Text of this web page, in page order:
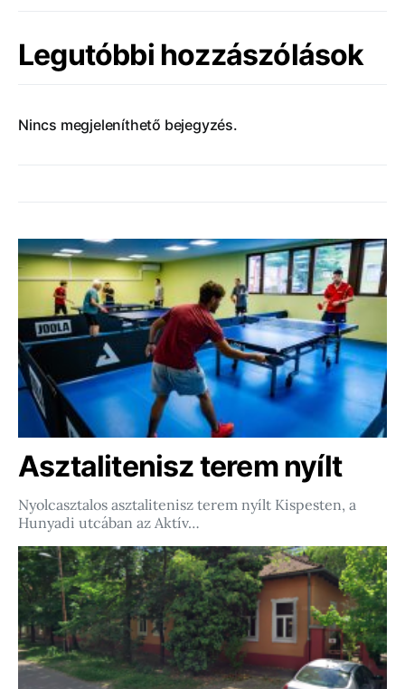
Legutóbbi hozzászólások
Nincs megjeleníthető bejegyzés.
Asztalitenisz terem nyílt
Nyolcasztalos asztalitenisz terem nyílt Kispesten, a
Hunyadi utcában az Aktív…